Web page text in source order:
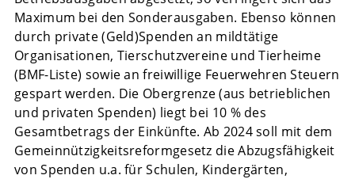
Maximum bei den Sonderausgaben. Ebenso können
durch private (Geld)Spenden an mildtätige
Organisationen, Tierschutzvereine und Tierheime
(BMF-Liste) sowie an freiwillige Feuerwehren Steuern
gespart werden. Die Obergrenze (aus betrieblichen
und privaten Spenden) liegt bei 10 % des
Gesamtbetrags der Einkünfte. Ab 2024 soll mit dem
Gemeinnützigkeitsreformgesetz die Abzugsfähigkeit
von Spenden u.a. für Schulen, Kindergärten,